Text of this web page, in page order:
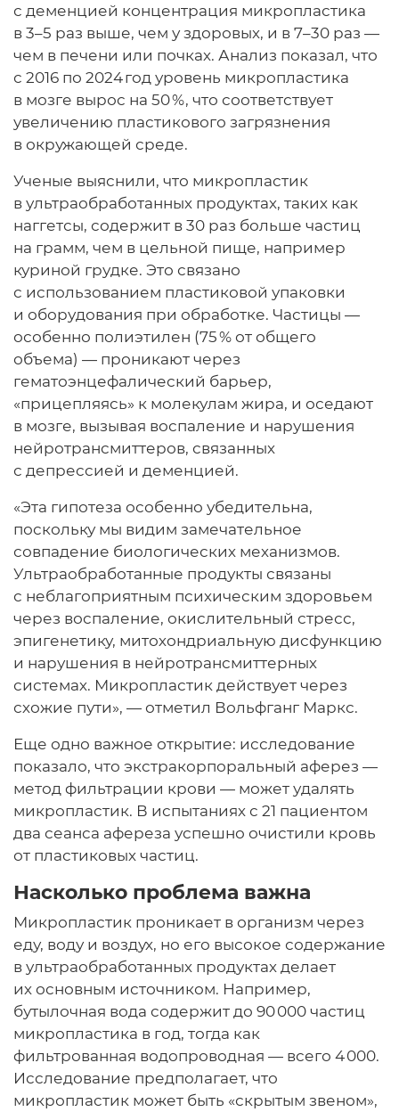
с деменцией концентрация микропластика
в 3–5 раз выше, чем у здоровых, и в 7–30 раз —
чем в печени или почках. Анализ показал, что
с 2016 по 2024 год уровень микропластика
в мозге вырос на 50 %, что соответствует
увеличению пластикового загрязнения
в окружающей среде.
Ученые выяснили, что микропластик
в ультраобработанных продуктах, таких как
наггетсы, содержит в 30 раз больше частиц
на грамм, чем в цельной пище, например
куриной грудке. Это связано
с использованием пластиковой упаковки
и оборудования при обработке. Частицы —
особенно полиэтилен (75 % от общего
объема) — проникают через
гематоэнцефалический барьер,
«прицепляясь» к молекулам жира, и оседают
в мозге, вызывая воспаление и нарушения
нейротрансмиттеров, связанных
с депрессией и деменцией.
«Эта гипотеза особенно убедительна,
поскольку мы видим замечательное
совпадение биологических механизмов.
Ультраобработанные продукты связаны
с неблагоприятным психическим здоровьем
через воспаление, окислительный стресс,
эпигенетику, митохондриальную дисфункцию
и нарушения в нейротрансмиттерных
системах. Микропластик действует через
схожие пути», — отметил Вольфганг Маркс.
Еще одно важное открытие: исследование
показало, что экстракорпоральный аферез —
метод фильтрации крови — может удалять
микропластик. В испытаниях с 21 пациентом
два сеанса афереза успешно очистили кровь
от пластиковых частиц.
Насколько проблема важна
Микропластик проникает в организм через
еду, воду и воздух, но его высокое содержание
в ультраобработанных продуктах делает
их основным источником. Например,
бутылочная вода содержит до 90 000 частиц
микропластика в год, тогда как
фильтрованная водопроводная — всего 4 000.
Исследование предполагает, что
микропластик может быть «скрытым звеном»,